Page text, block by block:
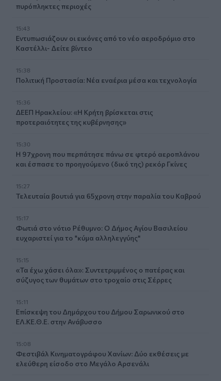
πυρόπληκτες περιοχές
15:43
Εντυπωσιάζουν οι εικόνες από το νέο αεροδρόμιο στο
Καστέλλι- Δείτε βίντεο
15:38
Πολιτική Προστασία: Νέα εναέρια μέσα και τεχνολογία
15:36
ΔΕΕΠ Ηρακλείου: «Η Κρήτη βρίσκεται στις
προτεραιότητες της κυβέρνησης»
15:30
Η 97χρονη που περπάτησε πάνω σε φτερό αεροπλάνου
και έσπασε το προηγούμενο (δικό της) ρεκόρ Γκίνες
15:27
Τελευταία βουτιά για 65χρονη στην παραλία του Καβρού
15:17
Φωτιά στο νότιο Ρέθυμνο: Ο Δήμος Αγίου Βασιλείου
ευχαριστεί για το "κύμα αλληλεγγύης"
15:15
«Τα έχω χάσει όλα»: Συντετριμμένος ο πατέρας και
σύζυγος των θυμάτων στο τροχαίο στις Σέρρες
15:11
Επίσκεψη του Δημάρχου του Δήμου Σαρωνικού στο
ΕΛ.ΚΕ.Θ.Ε. στην Ανάβυσσο
15:08
Φεστιβάλ Κινηματογράφου Χανίων: Δύο εκθέσεις με
ελεύθερη είσοδο στο Μεγάλο Αρσενάλι